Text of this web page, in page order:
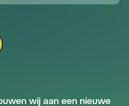
wij aan een nieuwe